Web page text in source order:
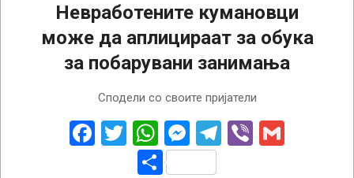
Невработените кумановци
може да аплицираат за обука
за побарувани занимања
Сподели со своите пријатели
Facebook
Twitter
WhatsApp
Messenger
Telegram
Viber
Share